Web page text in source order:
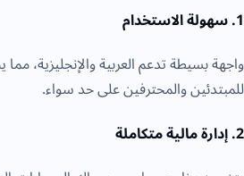
1. سهولة
الاستخدام
واجهة بسيطة تدعم العربية والإنجليزية، مما
للمبتدئين والمحترفين على حد سواء.
2. إدارة مالية متكاملة